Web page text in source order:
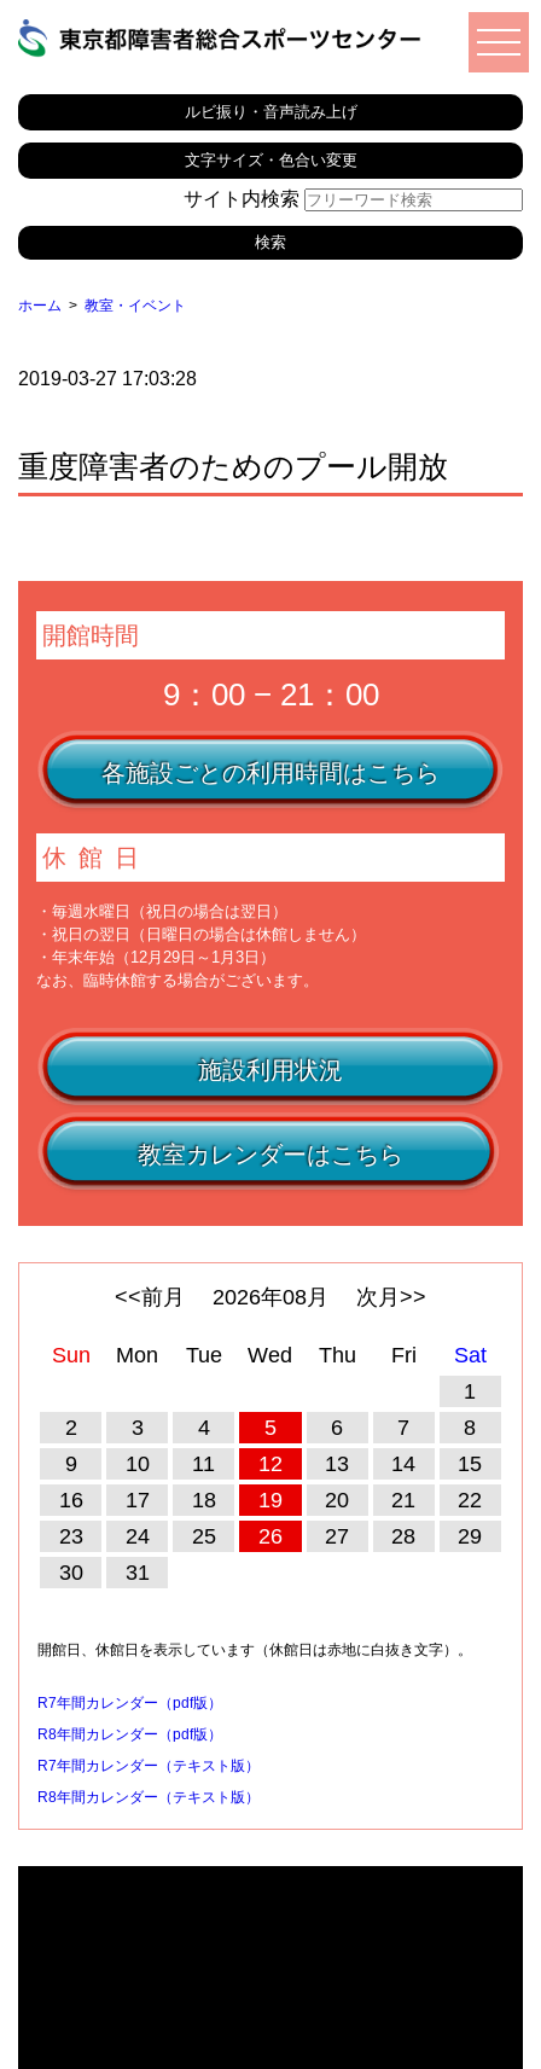
ルビ振り・音声読み上げ
文字サイズ・色合い変更
サイト内検索
ホーム 教室・イベント
2019-03-27 17:03:28
重度障害者のためのプール開放
開館時間
9：00 − 21：00
各施設ごとの利用時間はこちら
休館日
・毎週水曜日（祝日の場合は翌日）
・祝日の翌日（日曜日の場合は休館しません）
・年末年始（12月29日～1月3日）
なお、臨時休館する場合がございます。
施設利用状況
教室カレンダーはこちら
<<前月 2026年08月 次月>>
Sun Mon Tue Wed Thu Fri
Sat
1
2
3 4 5 6 7
8
9
10 11 12 13 14
15
16
17 18 19 20 21
22
23
24 25 26 27 28
29
30
31
開館日、休館日を表示しています（休館日は赤地に白抜き文字）。
R7年間カレンダー（pdf版）
R8年間カレンダー（pdf版）
R7年間カレンダー（テキスト版）
R8年間カレンダー（テキスト版）